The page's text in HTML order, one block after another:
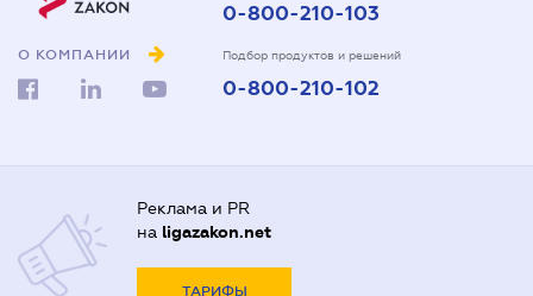
О КОМПАНИИ
0-800-210-103
Подбор продуктов и решений
0-800-210-102
Реклама и PR
на ligazakon.net
ТАРИФЫ